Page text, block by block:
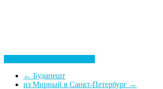
← Будапешт
из Мирный в Санкт-Петербург →